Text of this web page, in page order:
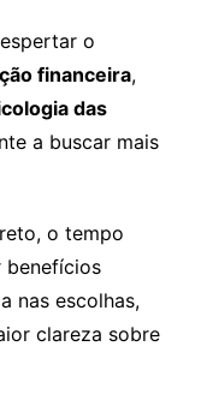
o
financeira,
das
a buscar mais
o tempo
benefícios
nas escolhas,
clareza sobre